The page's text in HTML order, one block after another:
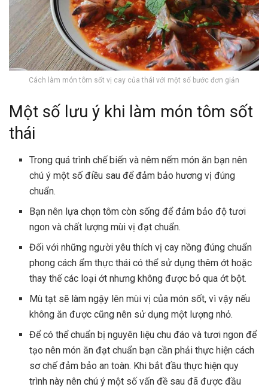
Cách làm món tôm sốt vị cay của thái với một số bước đơn giản
Một số lưu ý khi làm món tôm sốt
thái
Trong quá trình chế biến và nêm nếm món ăn bạn nên
chú ý một số điều sau để đảm bảo hương vị đúng
chuẩn.
Bạn nên lựa chọn tôm còn sống để đảm bảo độ tươi
ngon và chất lượng mùi vị đạt chuẩn.
Đối với những người yêu thích vị cay nồng đúng chuẩn
phong cách ẩm thực thái có thể sử dụng thêm ớt hoặc
thay thế các loại ớt nhưng không được bỏ qua ớt bột.
Mù tạt sẽ làm ngậy lên mùi vị của món sốt, vì vậy nếu
không ăn được cũng nên sử dụng một lượng nhỏ.
Để có thể chuẩn bị nguyên liệu chu đáo và tươi ngon để
tạo nên món ăn đạt chuẩn bạn cần phải thực hiện cách
sơ chế đảm bảo an toàn. Khi bắt đầu thực hiện quy
trình này nên chú ý một số vấn đề sau đã được đầu